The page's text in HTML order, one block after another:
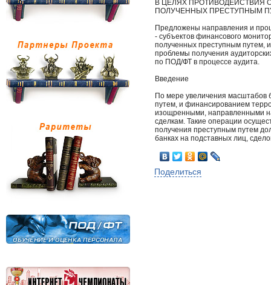
В ЦЕЛЯХ ПРОТИВОДЕЙСТВИЯ
ПОЛУЧЕННЫХ ПРЕСТУПНЫМ
Предложены направления и
- субъектов финансового
полученных преступным
проблемы получения
по ПОД/ФТ в процессе аудита.
Введение
По мере увеличения масштабов
путем, и финансированием
изощренными, направленными
сделкам. Такие операции
получения преступным путем
банках на подставных лиц,
Поделиться